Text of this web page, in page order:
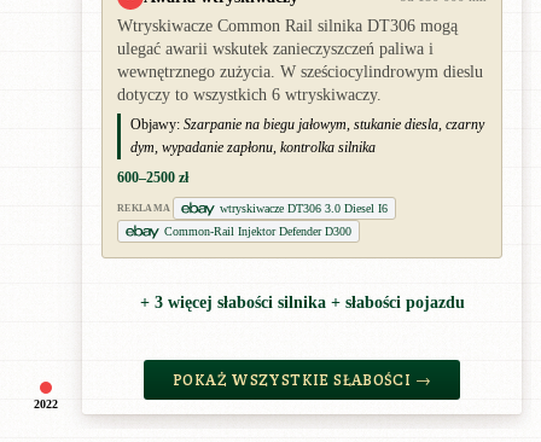
2022
Wtryskiwacze Common Rail silnika DT306 mogą
ulegać awarii wskutek zanieczyszczeń paliwa i
wewnętrznego zużycia. W sześciocylindrowym dieslu
dotyczy to wszystkich 6 wtryskiwaczy.
Objawy: Szarpanie na biegu jałowym, stukanie diesla, czarny
dym, wypadanie zapłonu, kontrolka silnika
600–2500 zł
REKLAMA
wtryskiwacze DT306 3.0 Diesel I6
Common-Rail Injektor Defender D300
+ 3 więcej słabości silnika + słabości pojazdu
POKAŻ WSZYSTKIE SŁABOŚCI →